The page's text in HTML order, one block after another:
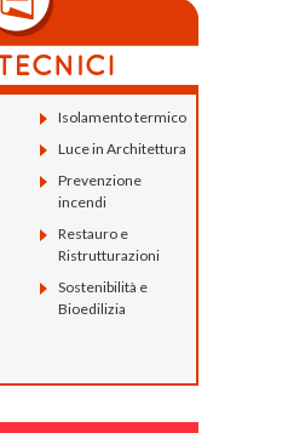
Isolamento termico
Luce in Architettura
Prevenzione
incendi
Restauro e
Ristrutturazioni
Sostenibilità e
Bioedilizia